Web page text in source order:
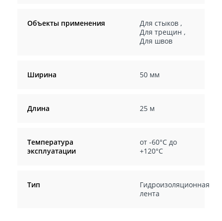
Объекты применения Для стыков,
Для трещин ,
Для швов
Ширина 50 мм
Длина 25 м
Температура
эксплуатации
от -60°C до
+120°C
Тип
Гидроизоляционная
лента